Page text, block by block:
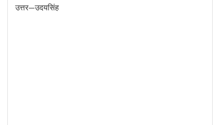
उत्तर—उदयसिंह